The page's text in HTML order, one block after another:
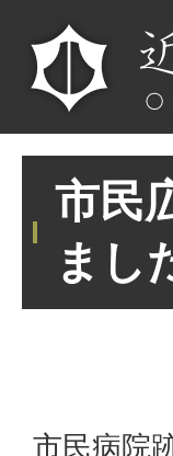
市民
まし
市民病院